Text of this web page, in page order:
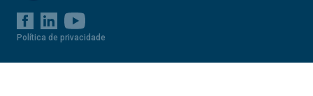
ACREDITAR
Política de privacidade